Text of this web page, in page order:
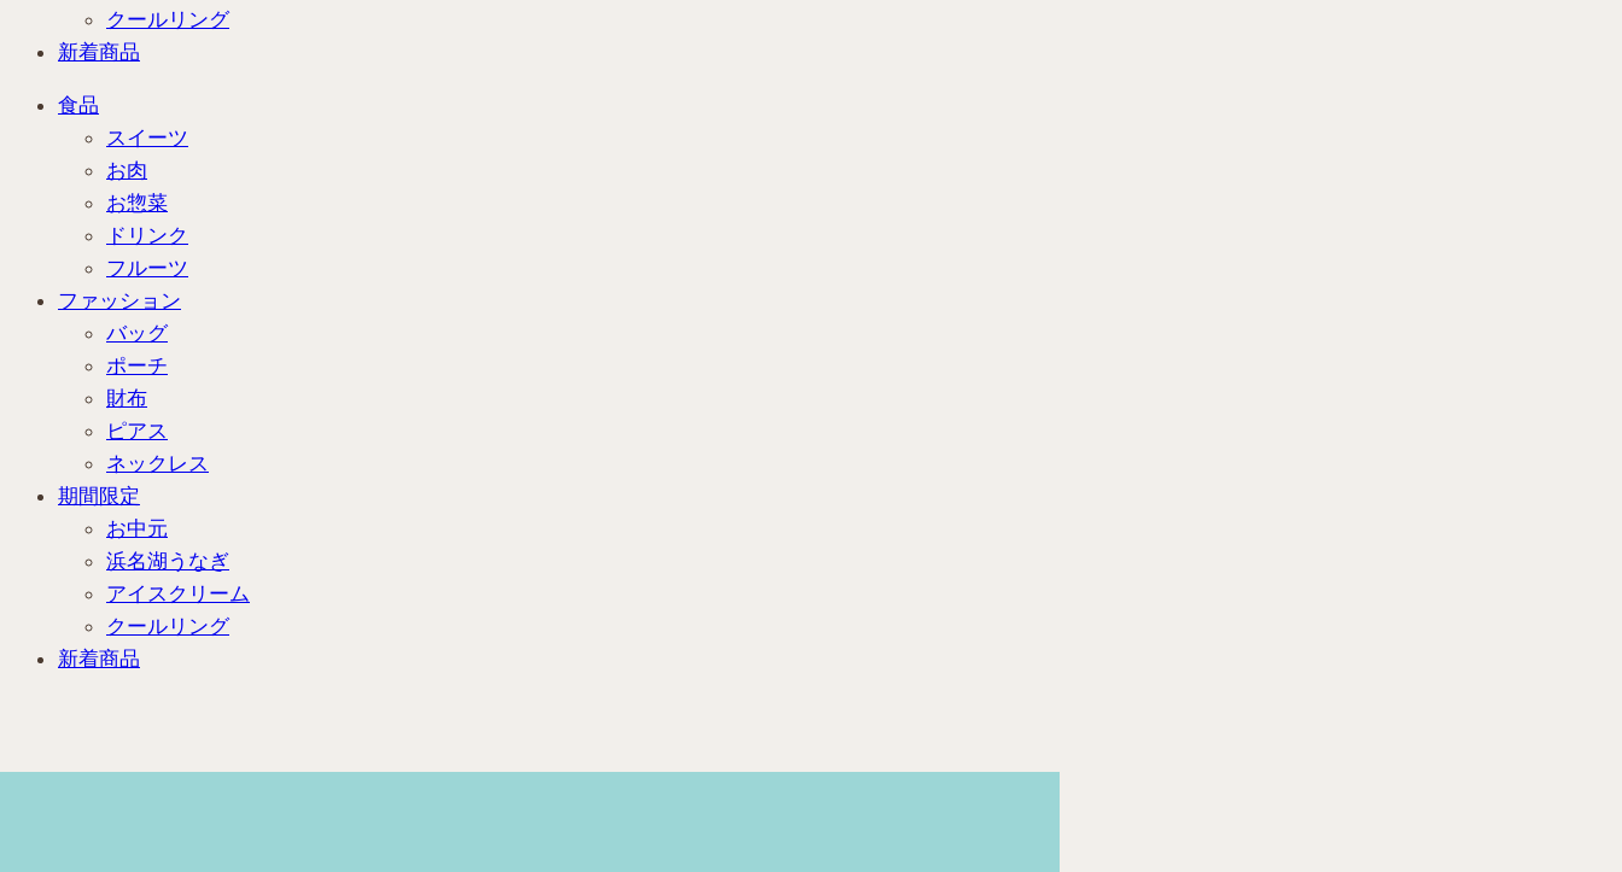
クールリング
新着商品
食品
スイーツ
お肉
お惣菜
ドリンク
フルーツ
ファッション
バッグ
ポーチ
財布
ピアス
ネックレス
期間限定
お中元
浜名湖うなぎ
アイスクリーム
クールリング
新着商品